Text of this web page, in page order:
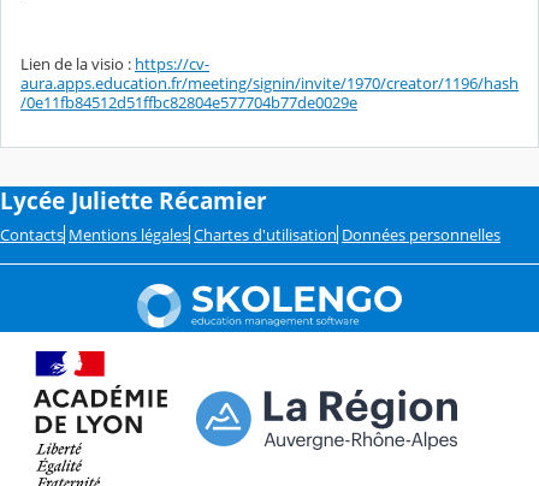
Lien de la visio : https://cv-
aura.apps.education.fr/meeting/signin/invite/1970/creator/1196/hash
/0e11fb84512d51ffbc82804e577704b77de0029e
Lycée Juliette Récamier
Contacts Mentions légales Chartes d'utilisation Données personnelles